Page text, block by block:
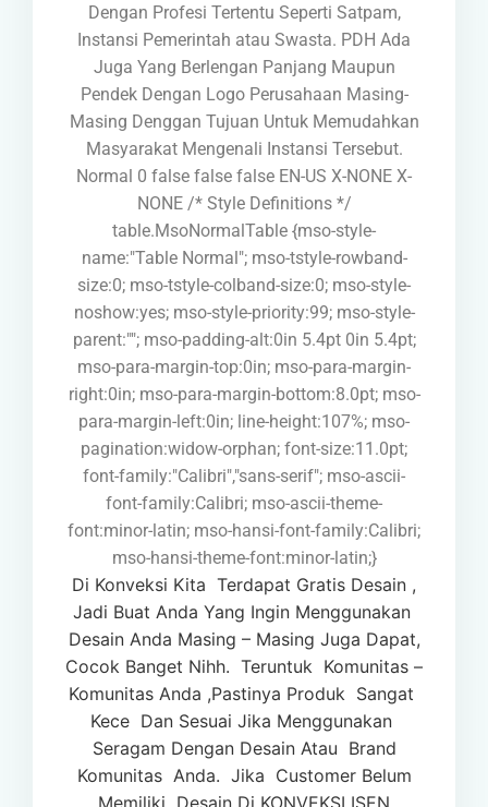
Dengan Profesi Tertentu Seperti Satpam,
Instansi Pemerintah atau Swasta. PDH Ada
Juga Yang Berlengan Panjang Maupun
Pendek Dengan Logo Perusahaan Masing-
Masing Denggan Tujuan Untuk Memudahkan
Masyarakat Mengenali Instansi Tersebut.
Normal 0 false false false EN-US X-NONE X-
NONE /* Style Definitions */
table.MsoNormalTable {mso-style-
name:"Table Normal"; mso-tstyle-rowband-
size:0; mso-tstyle-colband-size:0; mso-style-
noshow:yes; mso-style-priority:99; mso-style-
parent:""; mso-padding-alt:0in 5.4pt 0in 5.4pt;
mso-para-margin-top:0in; mso-para-margin-
right:0in; mso-para-margin-bottom:8.0pt; mso-
para-margin-left:0in; line-height:107%; mso-
pagination:widow-orphan; font-size:11.0pt;
font-family:"Calibri","sans-serif"; mso-ascii-
font-family:Calibri; mso-ascii-theme-
font:minor-latin; mso-hansi-font-family:Calibri;
mso-hansi-theme-font:minor-latin;}
Di Konveksi Kita Terdapat Gratis Desain ,
Jadi Buat Anda Yang Ingin Menggunakan
Desain Anda Masing – Masing Juga Dapat,
Cocok Banget Nihh. Teruntuk Komunitas –
Komunitas Anda ,Pastinya Produk Sangat
Kece Dan Sesuai Jika Menggunakan
Seragam Dengan Desain Atau Brand
Komunitas Anda. Jika Customer Belum
Memiliki Desain Di KONVEKSI ISEN